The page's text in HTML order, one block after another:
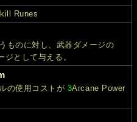
Runes
ものに対し、武器ダメージの
ジとして与える。
の使用コストが 3Arcane Power